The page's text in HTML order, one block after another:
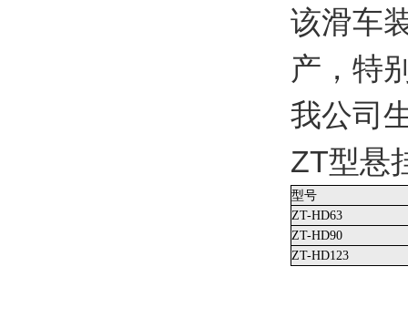
该滑车
产，特
我公司
ZT型悬
型号
ZT-HD63
ZT-HD90
ZT-HD123